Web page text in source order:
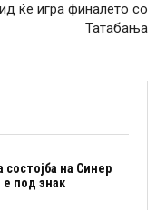
ќе игра финалето со
Татабања
состојба на Синер
под знак